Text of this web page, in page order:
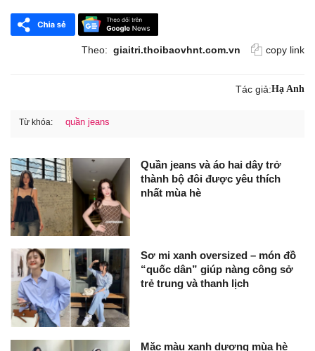
Theo: giaitri.thoibaovhnt.com.vn copy link
Tác giả:Hạ Anh
Từ khóa: quần jeans
Quần jeans và áo hai dây trở
thành bộ đôi được yêu thích
nhất mùa hè
Sơ mi xanh oversized – món đồ
“quốc dân” giúp nàng công sở
trẻ trung và thanh lịch
Mặc màu xanh dương mùa hè